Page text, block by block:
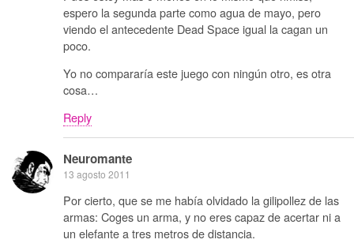
espero la segunda parte como agua de mayo, pero
viendo el antecedente Dead Space igual la cagan un
poco.
Yo no compararía este juego con ningún otro, es otra
cosa…
Reply
Neuromante
13 agosto 2011
Por cierto, que se me había olvidado la gilipollez de las
armas: Coges un arma, y no eres capaz de acertar ni a
un elefante a tres metros de distancia.